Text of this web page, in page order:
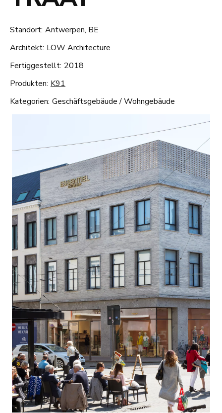
Standort: Antwerpen, BE
Architekt: LOW Architecture
Fertiggestellt: 2018
Produkten: K91
Kategorien: Geschäftsgebäude /Wohngebäude